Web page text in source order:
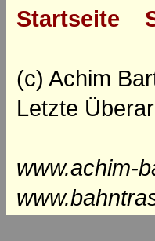
Startseite
(c) Achim
Letzte
www.achim-